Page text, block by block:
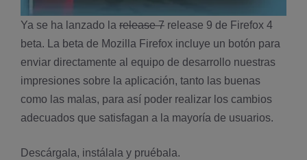
Ya se ha lanzado la release 7 release 9 de Firefox 4
beta. La beta de Mozilla Firefox incluye un botón para
enviar directamente al equipo de desarrollo nuestras
impresiones sobre la aplicación, tanto las buenas
como las malas, para así­ poder realizar los cambios
adecuados que satisfagan a la mayorí­a de usuarios.
Descárgala, instálala y pruébala.